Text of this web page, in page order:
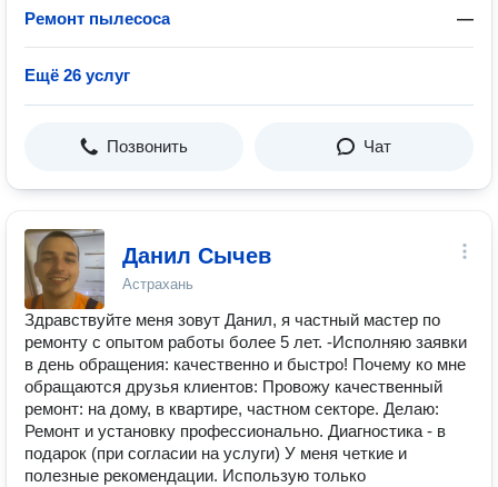
Ремонт пылесоса —
Ещё 26 услуг
Позвонить Чат
Данил Сычев
Астрахань
Здравствуйте меня зовут Данил, я частный мастер по
ремонту с опытом работы более 5 лет. -Исполняю заявки
в день обращения: качественно и быстро! Почему ко мне
обращаются друзья клиентов: Провожу качественный
ремонт: на дому, в квартире, частном секторе. Делаю:
Ремонт и установку профессионально. Диагностика - в
подарок (при согласии на услуги) У меня четкие и
полезные рекомендации. Использую только